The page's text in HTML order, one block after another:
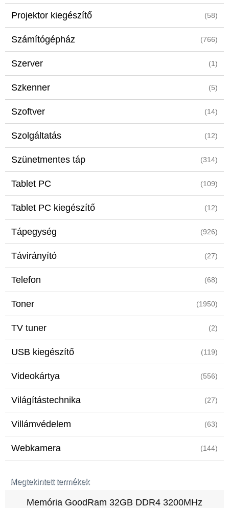
Projektor kiegészítő (58)
Számítógépház (766)
Szerver (1)
Szkenner (5)
Szoftver (14)
Szolgáltatás (12)
Szünetmentes táp (314)
Tablet PC (109)
Tablet PC kiegészítő (12)
Tápegység (926)
Távirányító (27)
Telefon (68)
Toner (1950)
TV tuner (2)
USB kiegészítő (119)
Videokártya (556)
Világítástechnika (27)
Villámvédelem (63)
Webkamera (144)
Megtekintett termékek
Memória GoodRam 32GB DDR4 3200MHz